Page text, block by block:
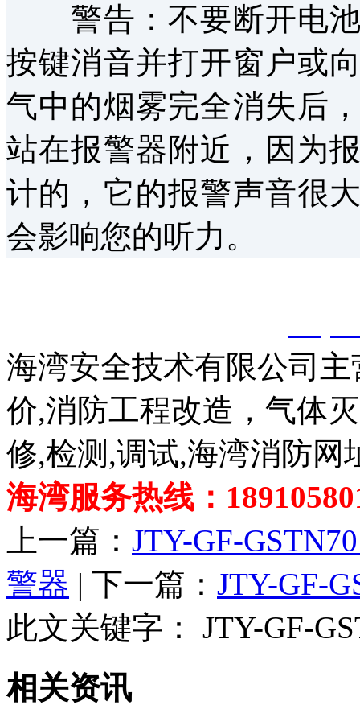
警告：不要断开电池
按键消音并打开窗户或
气中的烟雾完全消失后
站在报警器附近，因为
计的，它的报警声音很
会影响您的听力。
海湾安全技术有限公司
价,消防工程改造，气体
修,检测,调试,海湾消防网
海湾服务热线：
上一篇： JTY-GF-
警器 | 下一篇： JTY-GF-
此文关键字：
JTY-GF-
相关资讯